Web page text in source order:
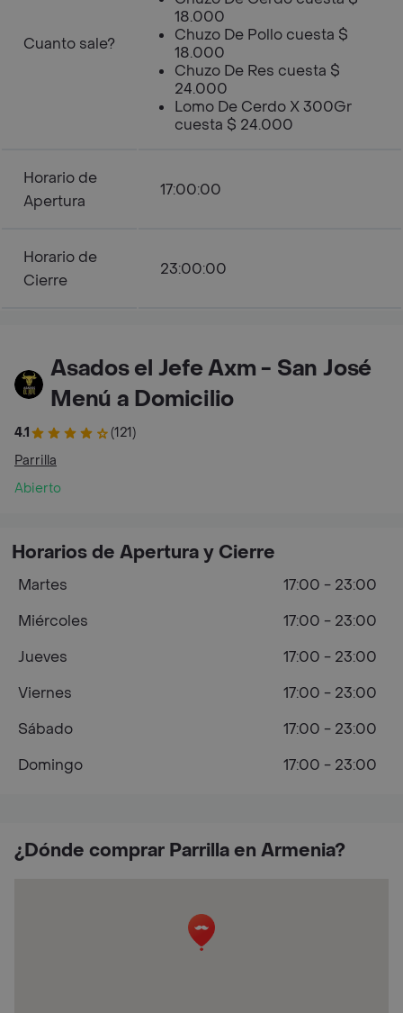
Cuanto sale?
18.000
Chuzo De Pollo cuesta $
18.000
Chuzo De Res cuesta $
24.000
Lomo De Cerdo X 300Gr
cuesta $ 24.000
Horario de
Apertura
17:00:00
Horario de
Cierre
23:00:00
Asados el Jefe Axm - San José
Menú a Domicilio
4.1
(121)
Parrilla
Abierto
¿Dónde comprar Parrilla en Armenia?
Horarios de Apertura y Cierre
Martes
17:00 - 23:00
Miércoles
17:00 - 23:00
Jueves
17:00 - 23:00
Viernes
17:00 - 23:00
Sábado
17:00 - 23:00
Domingo
17:00 - 23:00